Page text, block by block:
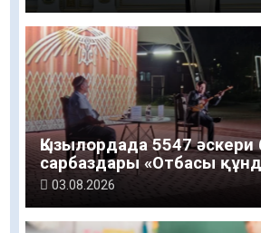
Қызылордада 5547 әскери
сарбаздары «Отбасы
– ұлт болашағы» атты
03.08.2026